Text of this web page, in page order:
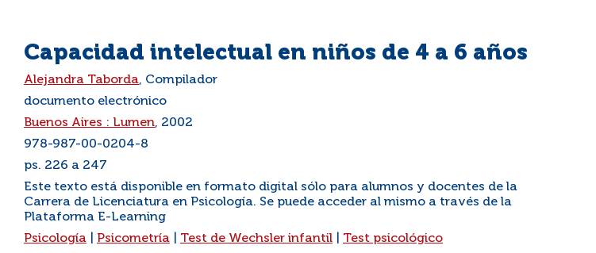
Capacidad intelectual en niños de 4 a 6 años
Alejandra Taborda, Compilador
documento electrónico
Buenos Aires : Lumen, 2002
978-987-00-0204-8
ps. 226 a 247
Este texto está disponible en formato digital sólo para alumnos y docentes de la
Carrera de Licenciatura en Psicología. Se puede acceder al mismo a través de la
Plataforma E-Learning
Psicología Psicometría Test de Wechsler infantil
Test psicológico